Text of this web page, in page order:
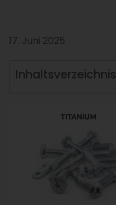
17. Juni 2025
Inhaltsverzeichnis